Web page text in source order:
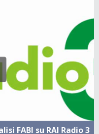
FABI su RAI Radio 3